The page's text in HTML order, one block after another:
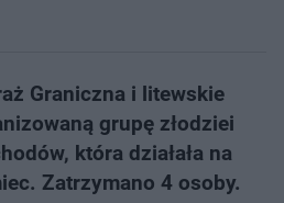
Graniczna i litewskie
grupę złodziei
która działała na
Zatrzymano 4 osoby.